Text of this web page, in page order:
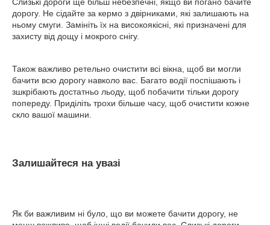
дорогу. Не сідайте за кермо з двірниками, які залишають на
ньому смуги. Замініть їх на високоякісні, які призначені для
захисту від дощу і мокрого снігу.
Також важливо ретельно очистити всі вікна, щоб ви могли
бачити всю дорогу навколо вас. Багато водії поспішають і
зшкрібають достатньо льоду, щоб побачити тільки дорогу
попереду. Приділіть трохи більше часу, щоб очистити кожне
скло вашої машини.
Залишайтеся на увазі
Як би важливим ні було, що ви можете бачити дорогу, не